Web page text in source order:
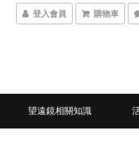
登入會員 購物車
望遠鏡相關知識